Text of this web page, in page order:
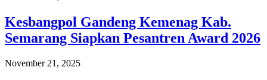
Kesbangpol Gandeng Kemenag Kab.
Semarang Siapkan Pesantren Award 2026
November 21, 2025